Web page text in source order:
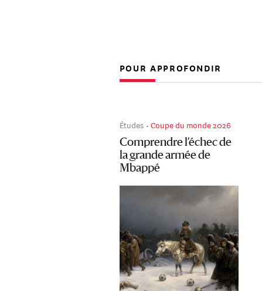
POUR APPROFONDIR
Études Coupe du monde 2026
Comprendre l’échec de
la grande armée de
Mbappé